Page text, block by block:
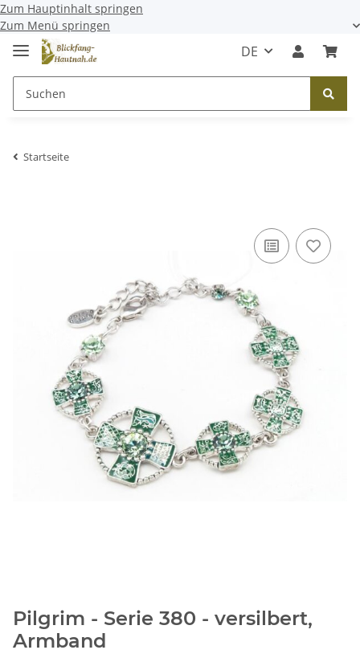
Zum Hauptinhalt springen
Zum Menü springen
DE
Startseite
Pilgrim - Serie 380 - versilbert,
Armband